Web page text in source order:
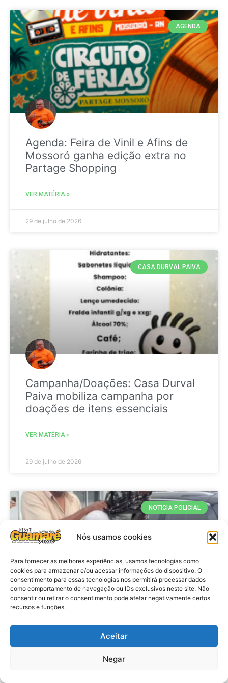
Nós usamos cookies
Para fornecer as melhores experiências, usamos tecnologias como
cookies para armazenar e/ou acessar informações do dispositivo. O
consentimento para essas tecnologias nos permitirá processar dados
como comportamento de navegação ou IDs exclusivos neste site. Não
consentir ou retirar o consentimento pode afetar negativamente certos
recursos e funções.
Aceitar
Negar
AGENDA
Agenda: Feira de Vinil e Afins de
Mossoró ganha edição extra no
Partage Shopping
VER MATÉRIA »
29 de julho de 2026
CASA DURVAL PAIVA
Campanha/Doações: Casa Durval
Paiva mobiliza campanha por
doações de itens essenciais
VER MATÉRIA »
29 de julho de 2026
NOTICIA POLICIAL
Policia: Adolescente suspeito de
matar Washington Rodrigo presta
depoimento